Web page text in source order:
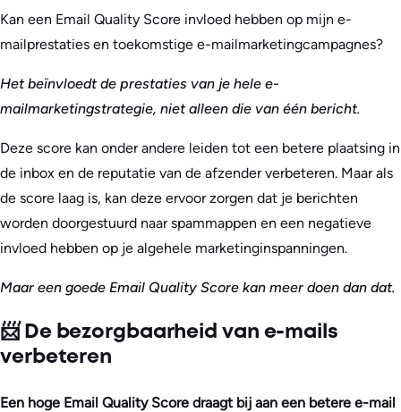
Kan een Email Quality Score invloed hebben op mijn e-
mailprestaties en toekomstige e-mailmarketingcampagnes?
Het beïnvloedt de prestaties van je hele e-
mailmarketingstrategie, niet alleen die van één bericht.
Deze score kan onder andere leiden tot een betere plaatsing in
de inbox en de reputatie van de afzender verbeteren. Maar als
de score laag is, kan deze ervoor zorgen dat je berichten
worden doorgestuurd naar spammappen en een negatieve
invloed hebben op je algehele marketinginspanningen.
Maar een goede Email Quality Score kan meer doen dan dat.
📨 De bezorgbaarheid van e-mails
verbeteren
Een hoge Email Quality Score draagt bij aan een betere e-mail